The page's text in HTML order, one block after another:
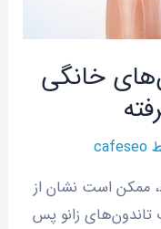
خانگی
cafeseo
ممکن است نشان از
تاندون‌های زانو پس